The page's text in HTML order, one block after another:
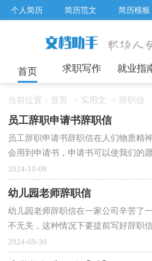
个人简历 简历范文 简历模板
工作总结 辞职报告
首页 求职写作 就业指
当前位置： 首页 > 实用文 > 辞职信
员工辞职申请书辞职信
员工辞职申请书辞职信在人们物质精
会用到申请书，申请书可以使我们的
申请书应该怎么写才合适呢？以下是
2024-10-08
幼儿园老师辞职信
幼儿园老师辞职信在一家公司辛苦了
不无关，这种情况下要提前写好辞职
展呢？以下是小编收集整理的幼儿园
2024-09-30